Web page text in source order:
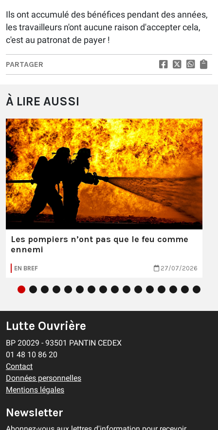
Ils ont accumulé des bénéfices pendant des années,
les travailleurs n'ont aucune raison d'accepter cela,
c'est au patronat de payer !
PARTAGER
À LIRE AUSSI
Les pompiers n’ont pas que le feu comme
ennemi
EN BREF 27/07/2026
Lutte Ouvrière
BP 20029 - 93501 PANTIN CEDEX
01 48 10 86 20
Contact
Données personnelles
Mentions légales
Newsletter